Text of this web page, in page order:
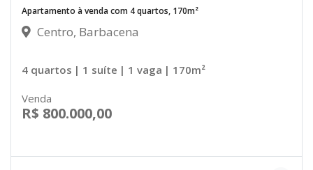
Apartamento à venda com 4 quartos, 170m²
Centro, Barbacena
4 quartos | 1 suíte | 1 vaga | 170m²
Venda
R$ 800.000,00